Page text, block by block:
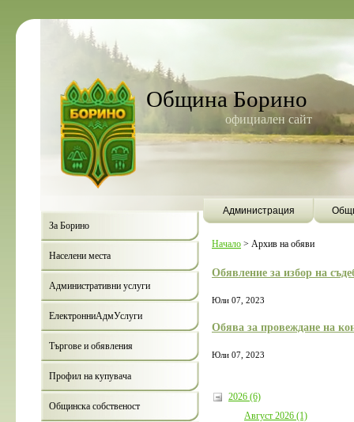
Община Борино
официален сайт
Администрация
За Борино
Населени места
Административни услуги
ЕлектронниАдмУслуги
Търгове и обявления
Профил на купувача
Общинска собственост
Начало > Архив на обяви
Обявление за избор на
Юли 07, 2023
Обява за провеждане на
Юли 07, 2023
2026 (6)
Август 2026 (1)